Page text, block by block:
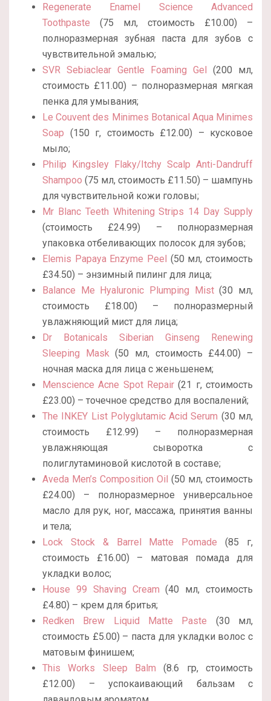
Regenerate Enamel Science Advanced
Toothpaste (75 мл, стоимость £10.00) –
полноразмерная зубная паста для зубов с
чувствительной эмалью;
SVR Sebiaclear Gentle Foaming Gel (200 мл,
стоимость £11.00) – полноразмерная мягкая
пенка для умывания;
Le Couvent des Minimes Botanical Aqua Minimes
Soap (150 г, стоимость £12.00) – кусковое
мыло;
Philip Kingsley Flaky/Itchy Scalp Anti-Dandruff
Shampoo (75 мл, стоимость £11.50) – шампунь
для чувствительной кожи головы;
Mr Blanc Teeth Whitening Strips 14 Day Supply
(стоимость £24.99) – полноразмерная
упаковка отбеливающих полосок для зубов;
Elemis Papaya Enzyme Peel (50 мл, стоимость
£34.50) – энзимный пилинг для лица;
Balance Me Hyaluronic Plumping Mist(30 мл,
стоимость £18.00) – полноразмерный
увлажняющий мист для лица;
Dr Botanicals Siberian Ginseng Renewing
Sleeping Mask (50 мл, стоимость £44.00) –
ночная маска для лица с женьшенем;
Menscience Acne Spot Repair (21 г, стоимость
£23.00) – точечное средство для воспалений;
The INKEY List Polyglutamic Acid Serum (30 мл,
стоимость £12.99) – полноразмерная
увлажняющая сыворотка с
полиглутаминовой кислотой в составе;
Aveda Men’s Composition Oil (50 мл, стоимость
£24.00) – полноразмерное универсальное
масло для рук, ног, массажа, принятия ванны
и тела;
Lock Stock & Barrel Matte Pomade (85 г,
стоимость £16.00) – матовая помада для
укладки волос;
House 99 Shaving Cream (40 мл, стоимость
£4.80) – крем для бритья;
Redken Brew Liquid Matte Paste (30 мл,
стоимость £5.00) – паста для укладки волос с
матовым финишем;
This Works Sleep Balm (8.6 гр, стоимость
£12.00) – успокаивающий бальзам с